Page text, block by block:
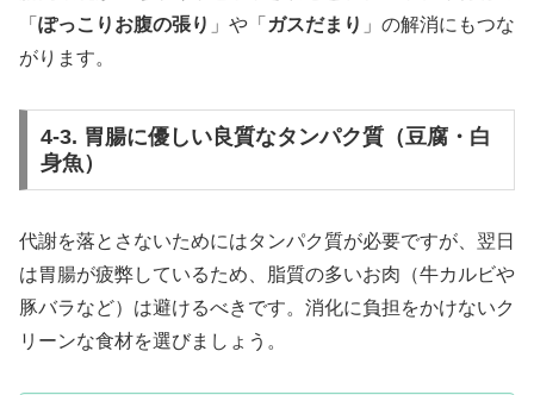
「 ぽっこりお腹の張り 」や「 ガスだまり 」の解消にもつな
がります。
4-3. 胃腸に優しい良質なタンパク質（豆腐・白
身魚）
代謝を落とさないためにはタンパク質が必要ですが、翌日
は胃腸が疲弊しているため、脂質の多いお肉（牛カルビや
豚バラなど）は避けるべきです。消化に負担をかけないク
リーンな食材を選びましょう。